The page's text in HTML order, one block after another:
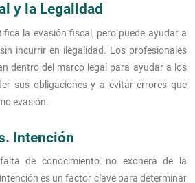
y la Legalidad
la evasión fiscal, pero puede ayudar a
incurrir en ilegalidad. Los profesionales
dentro del marco legal para ayudar a los
sus obligaciones y a evitar errores que
evasión.
Intención
de conocimiento no exonera de la
es un factor clave para determinar